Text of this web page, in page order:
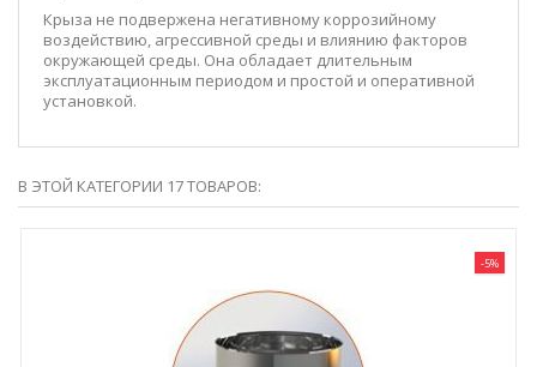
Крыза не подвержена негативному коррозийному
воздействию, агрессивной среды и влиянию факторов
окружающей среды. Она обладает длительным
эксплуатационным периодом и простой и оперативной
установкой.
В ЭТОЙ КАТЕГОРИИ 17 ТОВАРОВ:
-5%